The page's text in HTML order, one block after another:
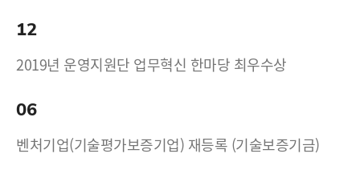
12
2019년 운영지원단 업무혁신 한마당 최우수상
06
벤처기업(기술평가보증기업) 재등록 (기술보증기금)